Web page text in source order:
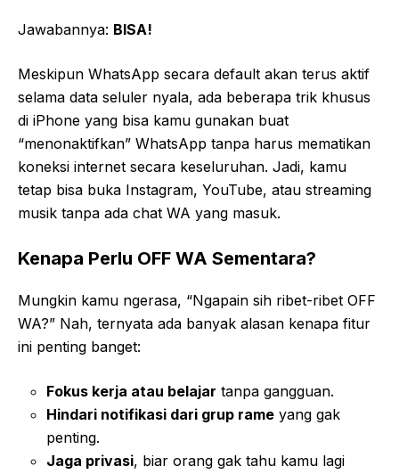
Jawabannya: BISA!
Meskipun WhatsApp secara default akan terus aktif
selama data seluler nyala, ada beberapa trik khusus
di iPhone yang bisa kamu gunakan buat
“menonaktifkan” WhatsApp tanpa harus mematikan
koneksi internet secara keseluruhan. Jadi, kamu
tetap bisa buka Instagram, YouTube, atau streaming
musik tanpa ada chat WA yang masuk.
Kenapa Perlu OFF WA Sementara?
Mungkin kamu ngerasa, “Ngapain sih ribet-ribet OFF
WA?” Nah, ternyata ada banyak alasan kenapa fitur
ini penting banget:
Fokus kerja atau belajar tanpa gangguan.
Hindari notifikasi dari grup rame yang gak
penting.
Jaga privasi, biar orang gak tahu kamu lagi